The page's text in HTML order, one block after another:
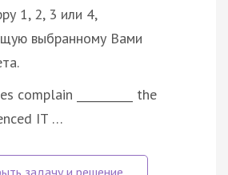
1, 2, 3 или 4,
выбранному Вами
complain __________ the
IT …